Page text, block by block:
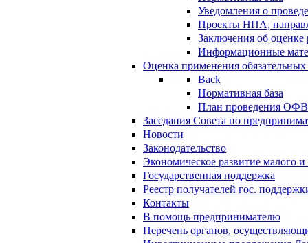
Уведомления о
Проекты НПА,
Заключения об
Информационные
Оценка применения
Back
Нормативная база
План проведения
Заседания Совета по
Новости
Законодательство
Экономическое развитие малого и
Государственная поддержка
Реестр получателей гос.
Контакты
В помощь предпринимателю
Перечень органов,